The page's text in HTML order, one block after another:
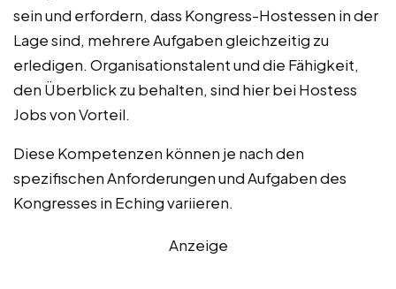
sein und erfordern, dass Kongress-Hostessen in der
Lage sind, mehrere Aufgaben gleichzeitig zu
erledigen. Organisationstalent und die Fähigkeit,
den Überblick zu behalten, sind hier bei Hostess
Jobs von Vorteil.
Diese Kompetenzen können je nach den
spezifischen Anforderungen und Aufgaben des
Kongresses in Eching variieren.
Anzeige